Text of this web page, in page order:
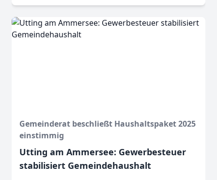
Gemeinderat beschließt Haushaltspaket 2025
einstimmig
Utting am Ammersee: Gewerbesteuer
stabilisiert Gemeindehaushalt